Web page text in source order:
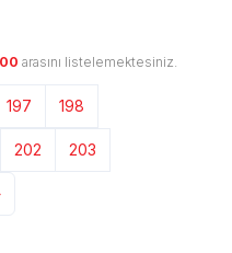
arasını listelemektesiniz.
197 198
202 203